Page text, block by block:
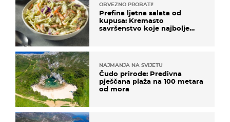
OBVEZNO PROBATI!
Prefina ljetna salata od
kupusa: Kremasto
savršenstvo koje najbolje
NAJMANJA NA SVIJETU
Čudo prirode: Predivna
pješčana plaža na 100 metara
od mora